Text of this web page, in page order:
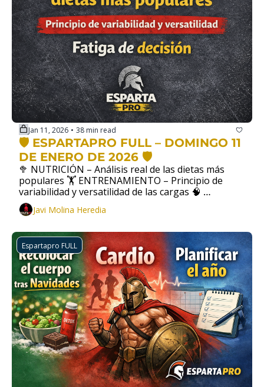
Jan 11, 2026 • 38 min read
🛡️ ESPARTAPRO FULL – DOMINGO 11
DE ENERO DE 2026 🛡️
🥦 NUTRICIÓN – Análisis real de las dietas más
populares 🏋️ ENTRENAMIENTO – Principio de
variabilidad y versatilidad de las cargas 🧠
DESARROLLO PERSONAL – Fatiga de decisión
Javi Molina Heredia
Espartapro FULL